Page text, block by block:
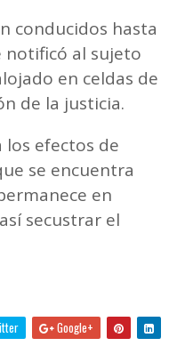
conducidos hasta
notificó al sujeto
en celdas de
de la justicia.
los efectos de
se encuentra
en
secustrar el
Google+